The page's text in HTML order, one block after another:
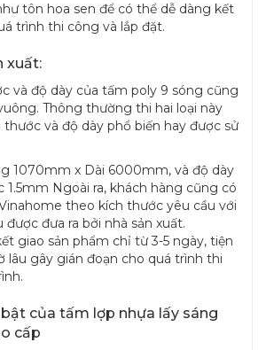
tôn hoa sen để có thể dễ dàng kết
trình thi công và lắp đặt.
xuất:
và độ dày của tấm poly 9 sóng cũng
Thông thường thi hai loại này
thước và độ dày phổ biến hay được sử
1070mm x Dài 6000mm, và độ dày
1.5mm Ngoài ra, khách hàng cũng có
theo kích thước yêu cầu với
đưa ra bởi nhà sản xuất.
giao sản phẩm chỉ từ 3-5 ngày, tiện
lâu gây gián đoạn cho quá trình thi
của tấm lợp nhựa lấy sáng
cấp